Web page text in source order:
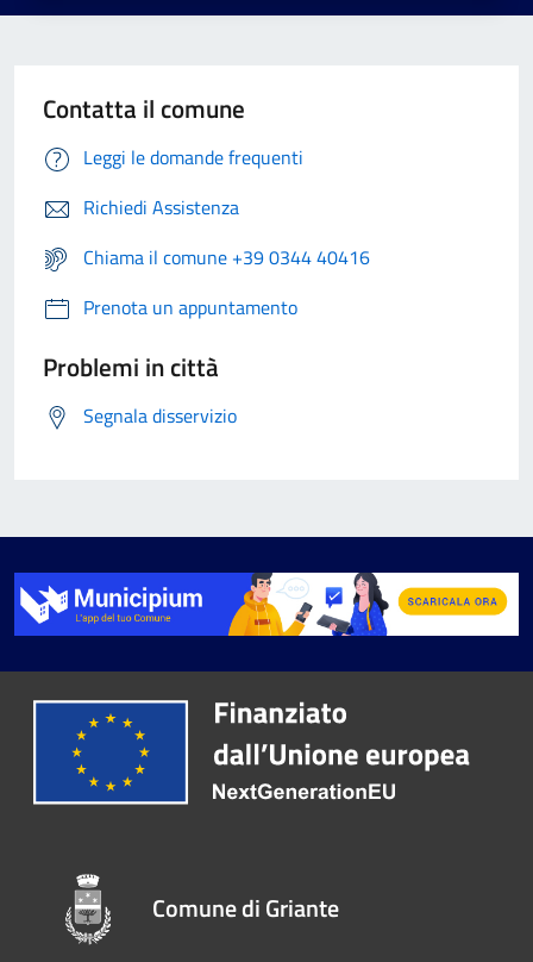
Contatta il comune
Leggi le domande frequenti
Richiedi Assistenza
Chiama il comune +39 0344 40416
Prenota un appuntamento
Problemi in città
Segnala disservizio
Comune di Griante